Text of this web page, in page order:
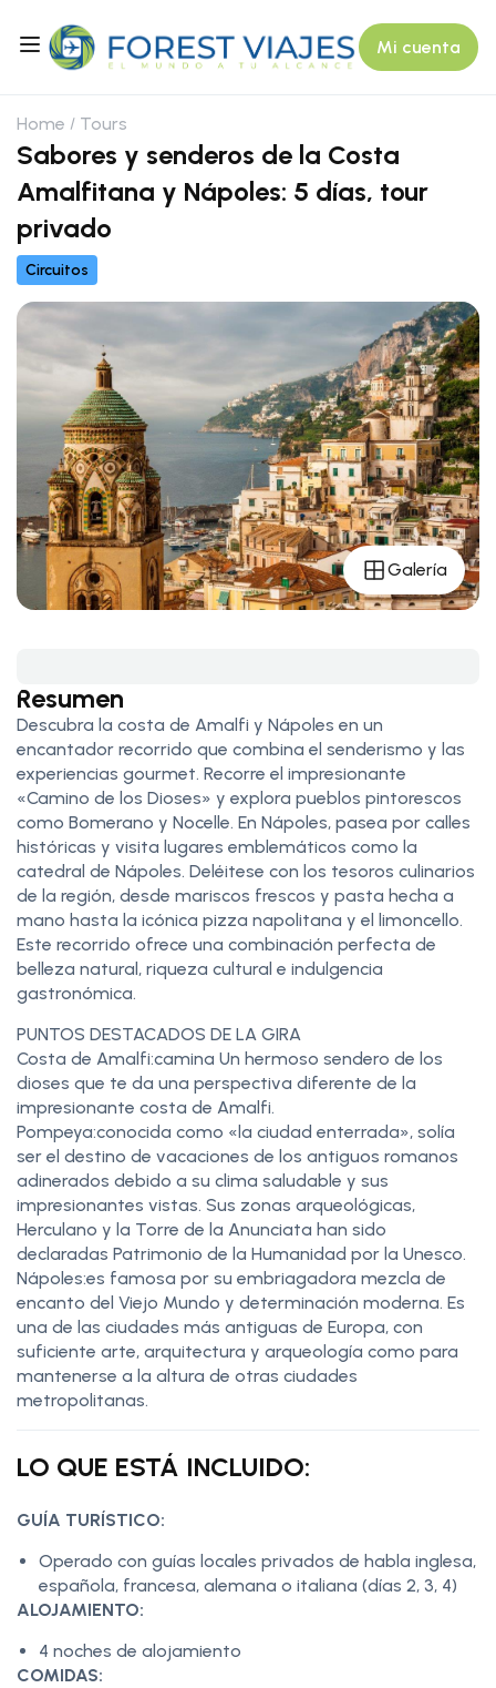
Mi cuenta
Home Tours
Sabores y senderos de la Costa
Amalfitana y Nápoles: 5 días, tour
privado
Circuitos
Galería
Resumen
Descubra la costa de Amalfi y Nápoles en un
encantador recorrido que combina el senderismo y las
experiencias gourmet. Recorre el impresionante
«Camino de los Dioses» y explora pueblos pintorescos
como Bomerano y Nocelle. En Nápoles, pasea por calles
históricas y visita lugares emblemáticos como la
catedral de Nápoles. Deléitese con los tesoros culinarios
de la región, desde mariscos frescos y pasta hecha a
mano hasta la icónica pizza napolitana y el limoncello.
Este recorrido ofrece una combinación perfecta de
belleza natural, riqueza cultural e indulgencia
gastronómica.
PUNTOS DESTACADOS DE LA GIRA
Costa de Amalfi:camina Un hermoso sendero de los
dioses que te da una perspectiva diferente de la
impresionante costa de Amalfi.
Pompeya:conocida como «la ciudad enterrada», solía
ser el destino de vacaciones de los antiguos romanos
adinerados debido a su clima saludable y sus
impresionantes vistas. Sus zonas arqueológicas,
Herculano y la Torre de la Anunciata han sido
declaradas Patrimonio de la Humanidad por la Unesco.
Nápoles:es famosa por su embriagadora mezcla de
encanto del Viejo Mundo y determinación moderna. Es
una de las ciudades más antiguas de Europa, con
suficiente arte, arquitectura y arqueología como para
mantenerse a la altura de otras ciudades
metropolitanas.
LO QUE ESTÁ INCLUIDO:
GUÍA TURÍSTICO:
Operado con guías locales privados de habla inglesa,
española, francesa, alemana o italiana (días 2, 3, 4)
ALOJAMIENTO:
4 noches de alojamiento
COMIDAS: